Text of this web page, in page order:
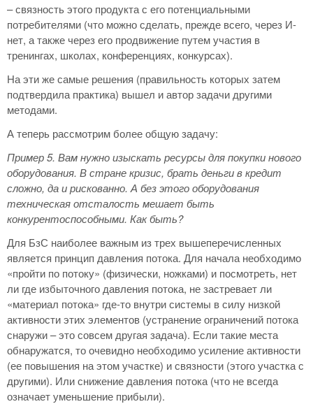
– связность этого продукта с его потенциальными
потребителями (что можно сделать, прежде всего, через И-
нет, а также через его продвижение путем участия в
тренингах, школах, конференциях, конкурсах).
На эти же самые решения (правильность которых затем
подтвердила практика) вышел и автор задачи другими
методами.
А теперь рассмотрим более общую задачу:
Пример 5. Вам нужно изыскать ресурсы для покупки нового
оборудования. В стране кризис, брать деньги в кредит
сложно, да и рискованно. А без этого оборудования
техническая отсталость мешает быть
конкурентоспособными. Как быть?
Для БзС наиболее важным из трех вышеперечисленных
является принцип давления потока. Для начала необходимо
«пройти по потоку» (физически, ножками) и посмотреть, нет
ли где избыточного давления потока, не застревает ли
«материал потока» где-то внутри системы в силу низкой
активности этих элементов (устранение ограничений потока
снаружи – это совсем другая задача). Если такие места
обнаружатся, то очевидно необходимо усиление активности
(ее повышения на этом участке) и связности (этого участка с
другими). Или снижение давления потока (что не всегда
означает уменьшение прибыли).